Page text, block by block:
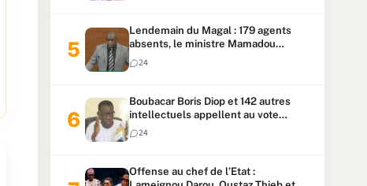
Lendemain du Magal : 179 agents
absents, le ministre Mamadou
Lamine Dianté exige des explications
24
Boubacar Boris Diop et 142 autres
intellectuels appellent au vote
urgent de la révision
constitutionnelle
24
Offense au chef de l’Etat :